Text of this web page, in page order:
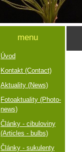
menu
Úvod
Kontakt (Contact)
Aktuality (News)
Fotoaktuality (Photo-
news)
Články - cibuloviny
(Articles - bulbs)
Články - sukulenty